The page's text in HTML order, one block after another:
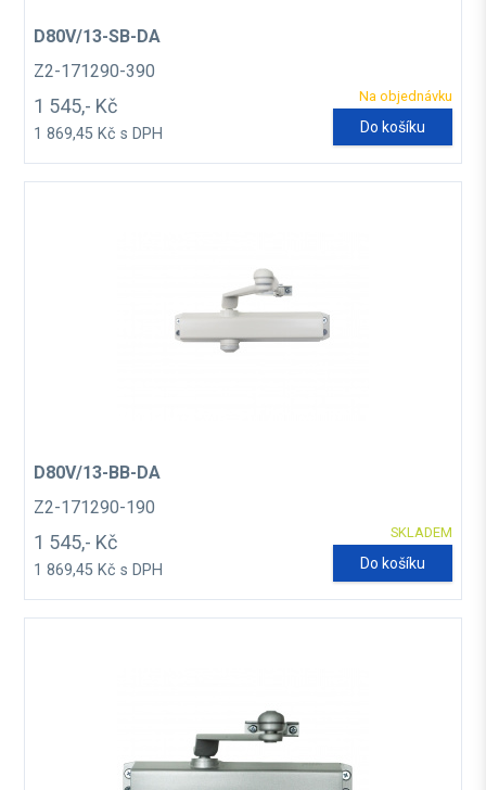
D80V/13-SB-DA
Z2-171290-390
Na objednávku
1 545,- Kč
1 869,45 Kč s DPH Do košíku
D80V/13-BB-DA
Z2-171290-190
SKLADEM
1 545,- Kč
1 869,45 Kč s DPH Do košíku